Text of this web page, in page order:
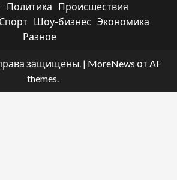
Политика
Происшествия
Спорт Шоу-бизнес Экономика
Разное
защищены. | MoreNews от AF
themes.